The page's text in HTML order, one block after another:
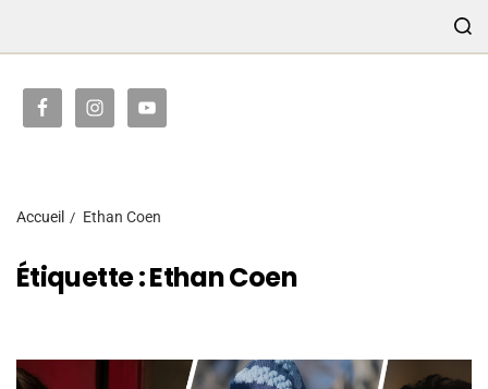
Accueil Ethan Coen
Étiquette :Ethan Coen